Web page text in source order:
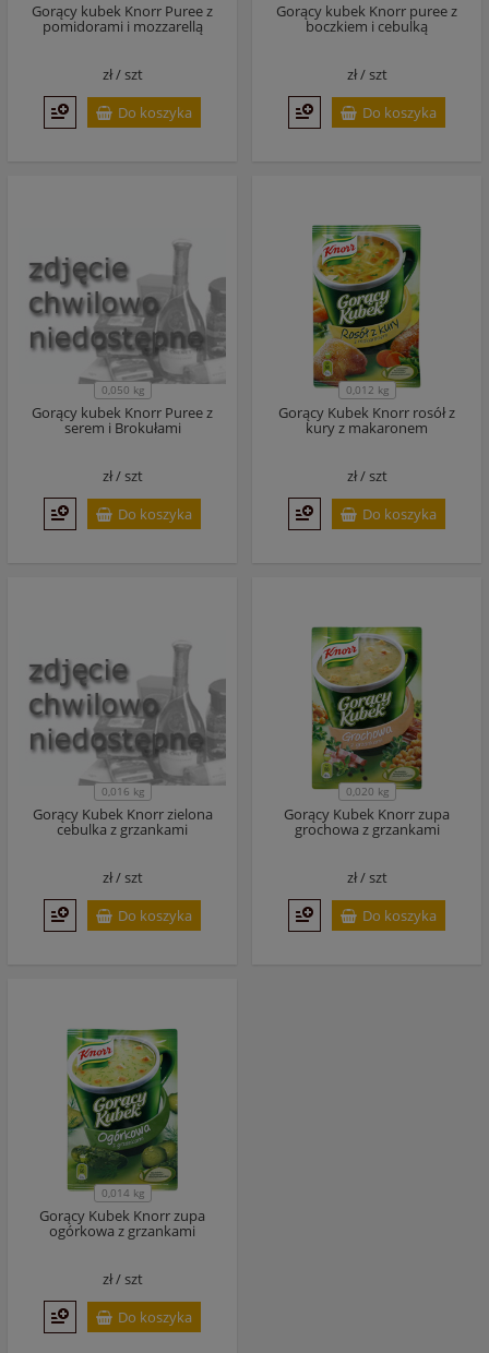
Gorący kubek Knorr Puree z
pomidorami i mozzarellą
zł /szt
Do koszyka
Gorący kubek Knorr puree z
boczkiem i cebulką
zł /szt
Do koszyka
0,050 kg
Gorący kubek Knorr Puree z
serem i Brokułami
zł /szt
Do koszyka
0,012 kg
Gorący Kubek Knorr rosół z
kury z makaronem
zł /szt
Do koszyka
0,016 kg
Gorący Kubek Knorr zielona
cebulka z grzankami
zł /szt
Do koszyka
0,020 kg
Gorący Kubek Knorr zupa
grochowa z grzankami
zł /szt
Do koszyka
0,014 kg
Gorący Kubek Knorr zupa
ogórkowa z grzankami
zł /szt
Do koszyka